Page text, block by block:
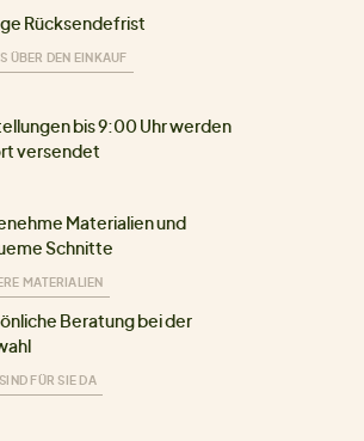
Rücksendefrist
ÜBER DEN EINKAUF
bis 9:00 Uhr werden
versendet
Materialien und
Schnitte
MATERIALIEN
Beratung bei der
FÜR SIE DA